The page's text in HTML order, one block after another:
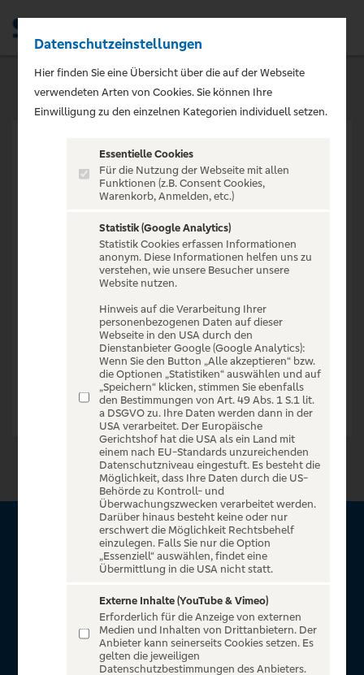
VERANSTALTUNG NICHT
GEFUNDEN
Zur Startseite
Über Sparda Entertain
Service für alle Kunden der Sparda-Banken. Auf unserem
einzigartigen Portal finden Sie Tickets für atemberaubende
Konzerte, Musicals und Shows, die Fußball-Bundesliga sowie
die Champions League und die Europa League.
Datenschutzeinstellungen
Hier finden Sie eine Übersicht über die auf der Webseite
verwendeten Arten von Cookies. Sie können Ihre
Einwilligung zu den einzelnen Kategorien individuell setzen.
Essentielle Cookies
Für die Nutzung der Webseite mit allen
Funktionen (z.B. Consent Cookies,
Warenkorb, Anmelden, etc.)
Statistik (Google Analytics)
Statistik Cookies erfassen Informationen
anonym. Diese Informationen helfen uns zu
verstehen, wie unsere Besucher unsere
Website nutzen.
Hinweis auf die Verarbeitung Ihrer
personenbezogenen Daten auf dieser
Webseite in den USA durch den
Dienstanbieter Google (Google Analytics):
Wenn Sie den Button „Alle akzeptieren“ bzw.
die Optionen „Statistiken“ auswählen und auf
„Speichern“ klicken, stimmen Sie ebenfalls
den Bestimmungen von Art. 49 Abs. 1 S.1 lit.
a DSGVO zu. Ihre Daten werden dann in der
USA verarbeitet. Der Europäische
Gerichtshof hat die USA als ein Land mit
einem nach EU-Standards unzureichenden
Datenschutzniveau eingestuft. Es besteht die
Möglichkeit, dass Ihre Daten durch die US-
Behörde zu Kontroll- und
Überwachungszwecken verarbeitet werden.
Darüber hinaus besteht keine oder nur
erschwert die Möglichkeit Rechtsbehelf
einzulegen. Falls Sie nur die Option
„Essenziell“ auswählen, findet eine
Übermittlung in die USA nicht statt.
Externe Inhalte (YouTube & Vimeo)
Erforderlich für die Anzeige von externen
Medien und Inhalten von Drittanbietern. Der
Anbieter kann seinerseits Cookies setzen. Es
gelten die jeweiligen
Datenschutzbestimmungen des Anbieters.